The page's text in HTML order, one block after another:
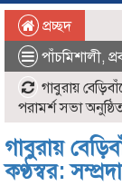
প্রচ্ছদ
পাঁচমিশালী,
গাবুরায়
পরামর্শ সভা
গাবুরায়
কণ্ঠস্বর: